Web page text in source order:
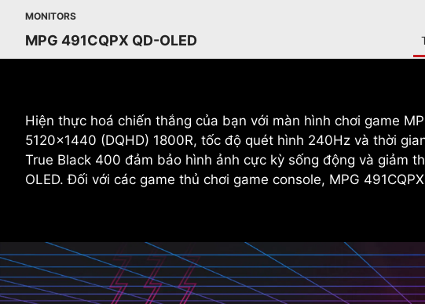
MONITORS
MPG 491CQPX QD-OLED
Hiện thực hoá chiến thắng của bạn với màn hình chơi game
5120x1440 (DQHD) 1800R, tốc độ quét hình 240Hz và thời
True Black 400 đảm bảo hình ảnh cực kỳ sống động và giảm
OLED. Đối với các game thủ chơi game console, MPG